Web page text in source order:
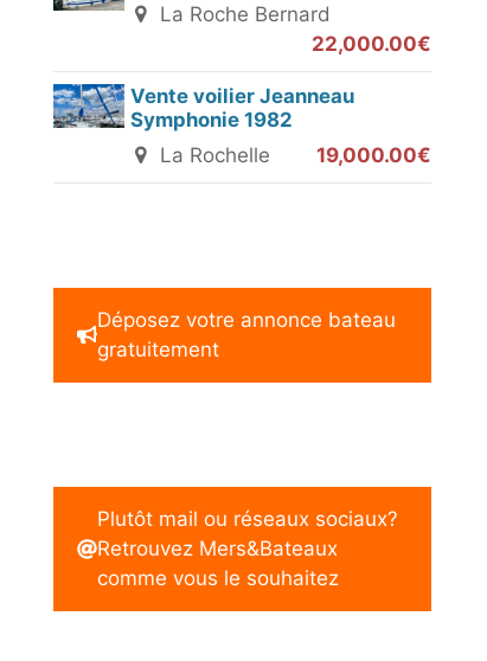
La Roche Bernard
22,000.00€
Vente voilier Jeanneau
Symphonie 1982
La Rochelle
19,000.00€
Déposez votre annonce bateau
gratuitement
Plutôt mail ou réseaux sociaux?
Retrouvez Mers&Bateaux
comme vous le souhaitez